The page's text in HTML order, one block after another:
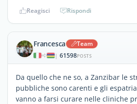
Reagisci Rispondi
Francesca Team
| 61598POSTS
Da quello che ne so, a Zanzibar le
pubbliche sono carenti e gli
vanno a farsi curare nelle cliniche